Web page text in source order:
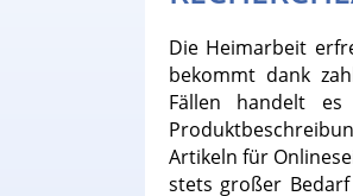
Die Heimarbeit
bekommt dank
Fällen handelt
Artikeln für
stets großer